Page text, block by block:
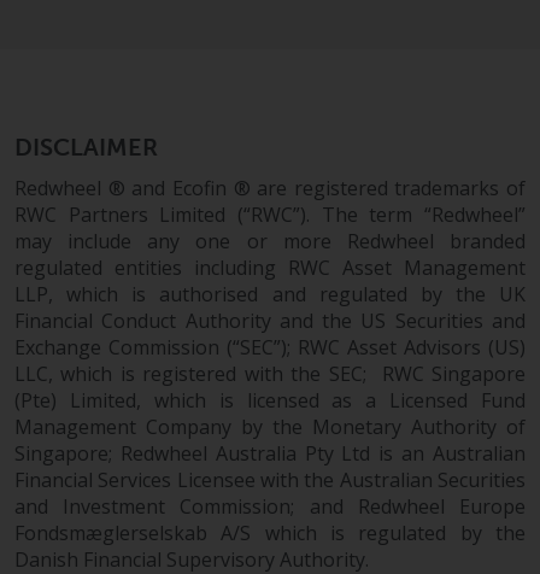
DISCLAIMER
Redwheel ® and Ecofin ® are registered trademarks of
RWC Partners Limited (“RWC”). The term “Redwheel”
may include any one or more Redwheel branded
regulated entities including RWC Asset Management
LLP, which is authorised and regulated by the UK
Financial Conduct Authority and the US Securities and
Exchange Commission (“SEC”); RWC Asset Advisors (US)
LLC, which is registered with the SEC; RWC Singapore
(Pte) Limited, which is licensed as a Licensed Fund
Management Company by the Monetary Authority of
Singapore; Redwheel Australia Pty Ltd is an Australian
Financial Services Licensee with the Australian Securities
and Investment Commission; and Redwheel Europe
Fondsmæglerselskab A/S which is regulated by the
Danish Financial Supervisory Authority.